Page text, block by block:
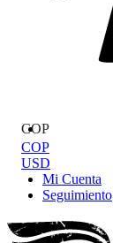
COP
COP
USD
Mi Cuenta
Seguimiento